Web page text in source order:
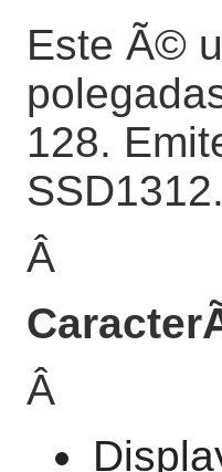
Este Ã©
128.
Â
Â